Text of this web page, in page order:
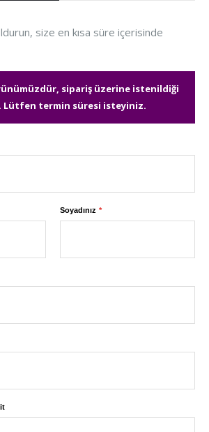
size en kısa süre içerisinde
sipariş üzerine istenildiği
termin süresi isteyiniz.
Soyadınız